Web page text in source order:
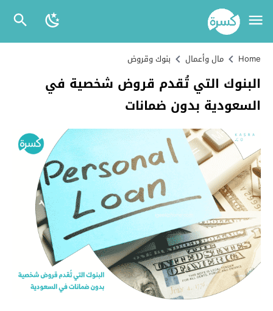
Home مال وأعمال بنوك وقروض
البنوك التي تُقدم قروض شخصية في
السعودية بدون ضمانات